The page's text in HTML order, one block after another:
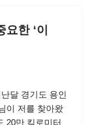
한 ‘이
달 경기도 용인
이 저를 찾아왔
20만 킬로미터